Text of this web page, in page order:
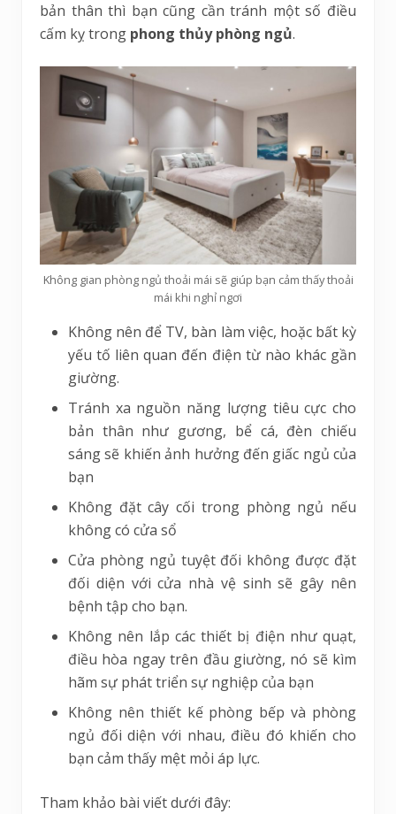
bản thân thì bạn cũng cần tránh một số điều
cấm kỵ trong phong thủy phòng ngủ.
Không gian phòng ngủ thoải mái sẽ giúp bạn cảm thấy thoải
mái khi nghỉ ngơi
Không nên để TV, bàn làm việc, hoặc bất kỳ
yếu tố liên quan đến điện từ nào khác gần
giường.
Tránh xa nguồn năng lượng tiêu cực cho
bản thân như gương, bể cá, đèn chiếu
sáng sẽ khiến ảnh hưởng đến giấc ngủ của
bạn
Không đặt cây cối trong phòng ngủ nếu
không có cửa sổ
Cửa phòng ngủ tuyệt đối không được đặt
đối diện với cửa nhà vệ sinh sẽ gây nên
bệnh tập cho bạn.
Không nên lắp các thiết bị điện như quạt,
điều hòa ngay trên đầu giường, nó sẽ kìm
hãm sự phát triển sự nghiệp của bạn
Không nên thiết kế phòng bếp và phòng
ngủ đối diện với nhau, điều đó khiến cho
bạn cảm thấy mệt mỏi áp lực.
Tham khảo bài viết dưới đây: